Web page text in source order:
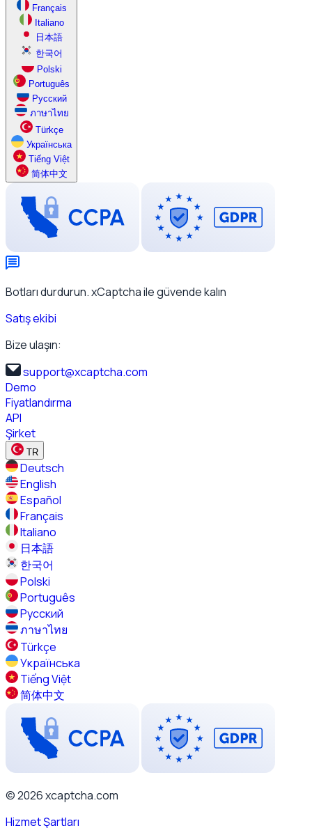
Français
Italiano
日本語
한국어
Polski
Português
Русский
ภาษาไทย
Türkçe
Українська
Tiếng Việt
简体中文
Botları durdurun. xCaptcha ile güvende kalın
Satış ekibi
Bize ulaşın:
support@xcaptcha.com
Demo
Fiyatlandırma
API
Şirket
TR
Deutsch
English
Español
Français
Italiano
日本語
한국어
Polski
Português
Русский
ภาษาไทย
Türkçe
Українська
Tiếng Việt
简体中文
© 2026 xcaptcha.com
Hizmet Şartları